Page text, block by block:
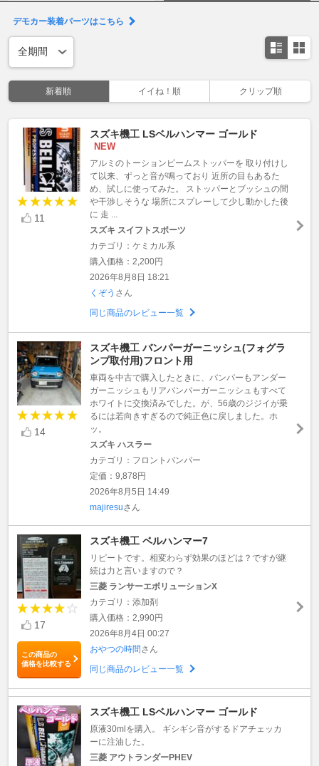
デモカー装着パーツはこちら
新着順 イイね！順 クリップ順
11
スズキ機工 LSベルハンマー ゴールド
NEW
アルミのトーションビームストッパーを 取り付けし
て以来、ずっと音が鳴っており 近所の目もあるた
め、試しに使ってみた。 ストッパーとブッシュの間
や干渉しそうな 場所にスプレーして少し動かした後
に 走 ...
スズキ スイフトスポーツ
カテゴリ：ケミカル系
購入価格：2,200円
2026年8月8日 18:21
くぞう さん
同じ商品のレビュー一覧
14
スズキ機工 バンパーガーニッシュ(フォグラ
ンプ取付用)フロント用
車両を中古で購入したときに、バンパーもアンダー
ガーニッシュもリアバンパーガーニッシュもすべて
ホワイトに交換済みでした。が、56歳のジジイが乗
るには若向きすぎるので純正色に戻しました。ホ
ッ。
スズキ ハスラー
カテゴリ：フロントバンパー
定価：9,878円
2026年8月5日 14:49
majiresuさん
17
この商品の
価格を比較する
スズキ機工 ベルハンマー7
リピートです。相変わらず効果のほどは？ですが継
続は力と言いますので？
三菱 ランサーエボリューションX
カテゴリ：添加剤
購入価格：2,990円
2026年8月4日 00:27
おやつの時間さん
同じ商品のレビュー一覧
スズキ機工 LSベルハンマー ゴールド
原液30mlを購入。 ギシギシ音がするドアチェッカ
ーに注油した。
三菱 アウトランダーPHEV